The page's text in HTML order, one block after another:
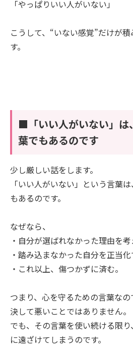
「やっぱりいい人がいない」
こうして、“いない感覚”だけが
す。
■「いい人がいない」は
葉でもあるのです
少し厳しい話をします。
「いい人がいない」という言葉
もあるのです。
なぜなら、
・自分が選ばれなかった理由を考
・踏み込まなかった自分を正当化
・これ以上、傷つかずに済む。
つまり、心を守るための言葉なの
決して悪いことではありません。
でも、その言葉を使い続ける限
に遠ざけてしまうのです。